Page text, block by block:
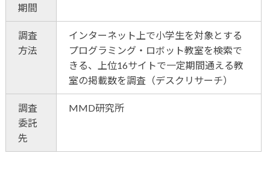
期間
調査
方法
インターネット上で小学生を対象とする
プログラミング・ロボット教室を検索で
きる、上位16サイトで一定期間通える教
室の掲載数を調査（デスクリサーチ）
調査
委託
先
MMD研究所